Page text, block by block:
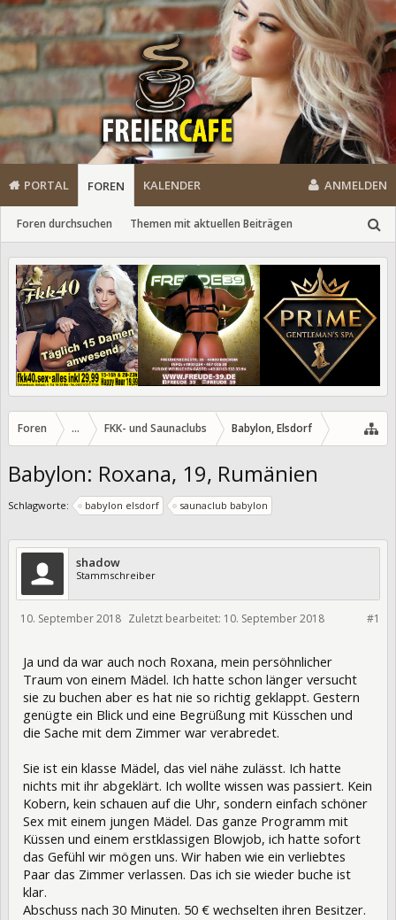
PORTAL FOREN
Foren durchsuchen Themen mit aktuellen Beiträgen
KALENDER ANMELDEN
Foren ... FKK- und Saunaclubs Babylon, Elsdorf
Babylon: Roxana, 19, Rumänien
Schlagworte: babylon elsdorf saunaclub babylon
shadow
Stammschreiber
#1
10. September 2018 Zuletzt bearbeitet: 10. September 2018
Ja und da war auch noch Roxana, mein persöhnlicher
Traum von einem Mädel. Ich hatte schon länger versucht
sie zu buchen aber es hat nie so richtig geklappt. Gestern
genügte ein Blick und eine Begrüßung mit Küsschen und
die Sache mit dem Zimmer war verabredet.
Sie ist ein klasse Mädel, das viel nähe zulässt. Ich hatte
nichts mit ihr abgeklärt. Ich wollte wissen was passiert. Kein
Kobern, kein schauen auf die Uhr, sondern einfach schöner
Sex mit einem jungen Mädel. Das ganze Programm mit
Küssen und einem erstklassigen Blowjob, ich hatte sofort
das Gefühl wir mögen uns. Wir haben wie ein verliebtes
Paar das Zimmer verlassen. Das ich sie wieder buche ist
klar.
Abschuss nach 30 Minuten. 50 € wechselten ihren Besitzer.